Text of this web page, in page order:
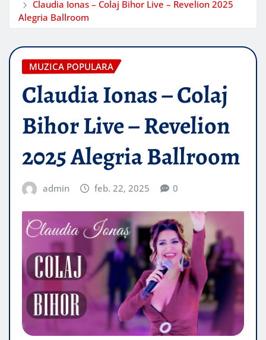
Claudia Ionas – Colaj Bihor Live – Revelion 2025
Alegria Ballroom
MUZICA POPULARA
Claudia Ionas – Colaj
Bihor Live – Revelion
2025 Alegria Ballroom
admin feb. 22, 2025 0